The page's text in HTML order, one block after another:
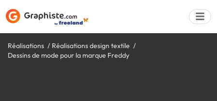
Réalisations
Réalisations design textile
Dessins de mode pour la marque Freddy